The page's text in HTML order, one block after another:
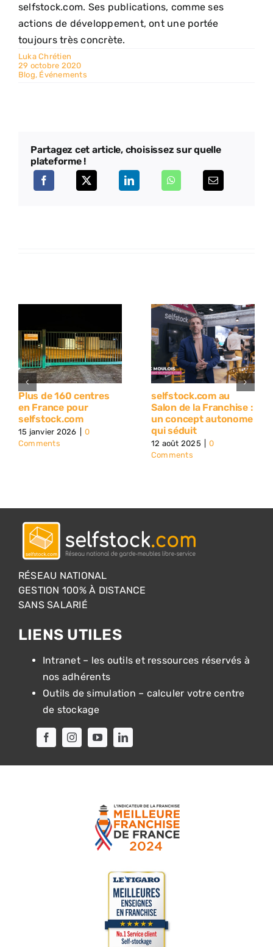
selfstock.com. Ses publications, comme ses
actions de développement, ont une portée
toujours très concrète.
Luka Chrétien
29 octobre 2020
Blog, Événements
Partagez cet article, choisissez sur quelle
plateforme !
Plus de 160 centres
en France pour
selfstock.com
15 janvier 2026
0
Comments
selfstock.com au
Salon de la Franchise :
un concept autonome
qui séduit
12 août 2025
0
Comments
RÉSEAU NATIONAL
GESTION 100% À DISTANCE
SANS SALARIÉ
LIENS UTILES
Intranet – les outils et ressources réservés à
nos adhérents
Outils de simulation – calculer votre centre
de stockage